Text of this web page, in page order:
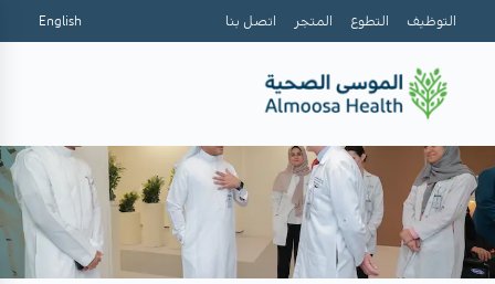
التوظيف التطوع المتجر اتصل بنا English